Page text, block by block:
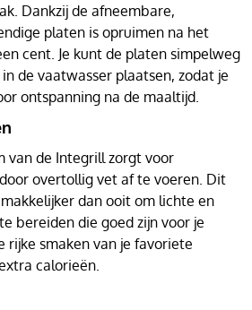
Dankzij de afneembare,
platen is opruimen na het
cent. Je kunt de platen simpelweg
de vaatwasser plaatsen, zodat je
ontspanning na de maaltijd.
van de Integrill zorgt voor
overtollig vet af te voeren. Dit
dan ooit om lichte en
bereiden die goed zijn voor je
rijke smaken van je favoriete
calorieën.